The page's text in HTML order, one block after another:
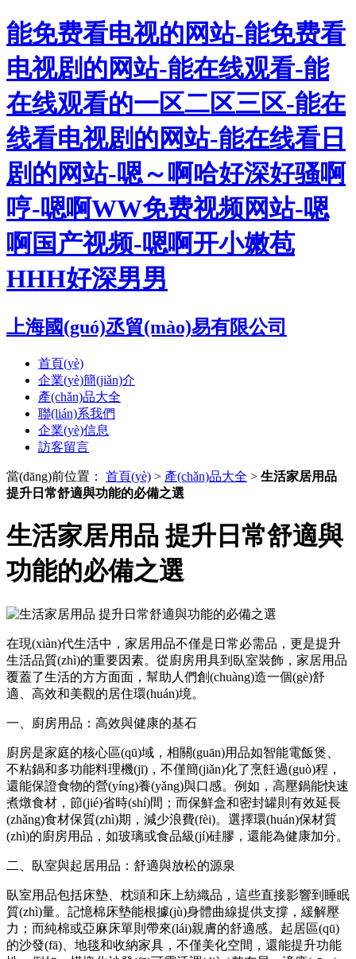
能免费看电视的网站-能免费看
电视剧的网站-能在线观看-能
在线观看的一区二区三区-能在
线看电视剧的网站-能在线看日
剧的网站-嗯～啊哈好深好骚啊
哼-嗯啊WW免费视频网站-嗯
啊国产视频-嗯啊开小嫩苞
HHH好深男男
上海國(guó)丞貿(mào)易有限公司
首頁(yè)
企業(yè)簡(jiǎn)介
產(chǎn)品大全
聯(lián)系我們
企業(yè)信息
訪客留言
當(dāng)前位置： 首頁(yè) > 產(chǎn)品大全 > 生活家居用品
提升日常舒適與功能的必備之選
生活家居用品 提升日常舒適與
功能的必備之選
在現(xiàn)代生活中，家居用品不僅是日常必需品，更是提升
生活品質(zhì)的重要因素。從廚房用具到臥室裝飾，家居用品
覆蓋了生活的方方面面，幫助人們創(chuàng)造一個(gè)舒
適、高效和美觀的居住環(huán)境。
一、廚房用品：高效與健康的基石
廚房是家庭的核心區(qū)域，相關(guān)用品如智能電飯煲、
不粘鍋和多功能料理機(jī)，不僅簡(jiǎn)化了烹飪過(guò)程，
還能保證食物的營(yíng)養(yǎng)與口感。例如，高壓鍋能快速
煮燉食材，節(jié)省時(shí)間；而保鮮盒和密封罐則有效延長
(zhǎng)食材保質(zhì)期，減少浪費(fèi)。選擇環(huán)保材質
(zhì)的廚房用品，如玻璃或食品級(jí)硅膠，還能為健康加分。
二、臥室與起居用品：舒適與放松的源泉
臥室用品包括床墊、枕頭和床上紡織品，這些直接影響到睡眠
質(zhì)量。記憶棉床墊能根據(jù)身體曲線提供支撐，緩解壓
力；而純棉或亞麻床單則帶來(lái)親膚的舒適感。起居區(qū)
的沙發(fā)、地毯和收納家具，不僅美化空間，還能提升功能